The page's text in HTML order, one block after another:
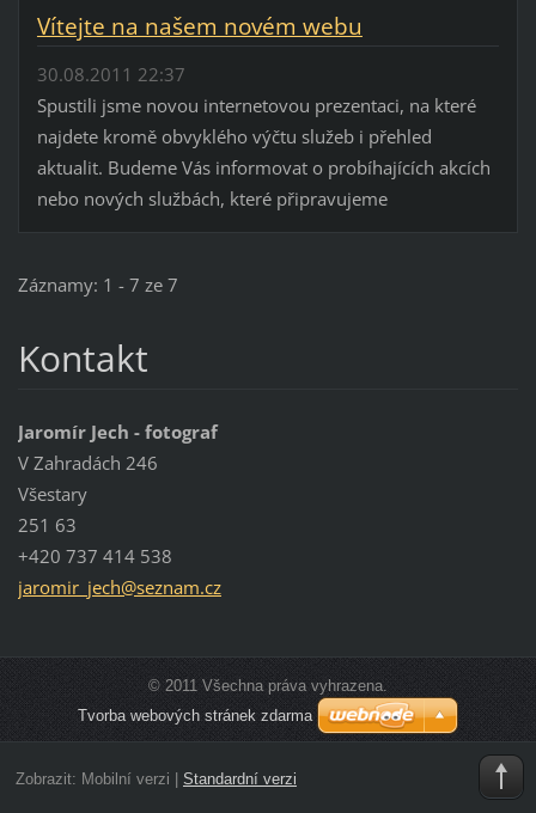
Vítejte na našem novém webu
30.08.2011 22:37
Spustili jsme novou internetovou prezentaci, na které
najdete kromě obvyklého výčtu služeb i přehled
aktualit. Budeme Vás informovat o probíhajících akcích
nebo nových službách, které připravujeme
Záznamy: 1 - 7 ze 7
Kontakt
Jaromír Jech - fotograf
V Zahradách 246
Všestary
251 63
+420 737 414 538
jaromir_ jech@seznam.cz
© 2011 Všechna práva vyhrazena.
Tvorba webových stránek zdarma
Zobrazit: Mobilní verzi | Standardní verzi